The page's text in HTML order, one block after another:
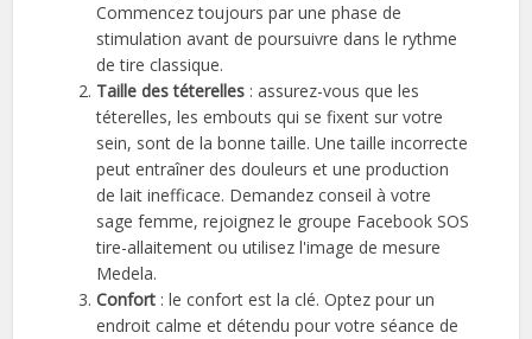
Commencez toujours par une phase de
stimulation avant de poursuivre dans le rythme
de tire classique.
Taille des téterelles : assurez-vous que les
téterelles, les embouts qui se fixent sur votre
sein, sont de la bonne taille. Une taille incorrecte
peut entraîner des douleurs et une production
de lait inefficace. Demandez conseil à votre
sage femme, rejoignez le groupe Facebook SOS
tire-allaitement ou utilisez l'image de mesure
Medela.
Confort : le confort est la clé. Optez pour un
endroit calme et détendu pour votre séance de